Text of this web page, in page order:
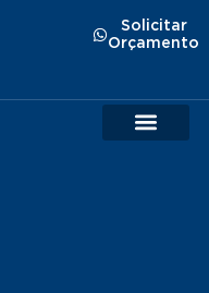
Solicitar
Orçamento